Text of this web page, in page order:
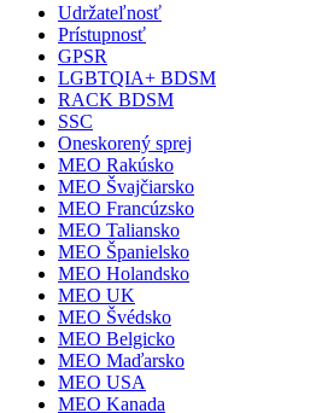
Udržateľnosť
Prístupnosť
GPSR
LGBTQIA+ BDSM
RACK BDSM
SSC
Oneskorený sprej
MEO Rakúsko
MEO Švajčiarsko
MEO Francúzsko
MEO Taliansko
MEO Španielsko
MEO Holandsko
MEO UK
MEO Švédsko
MEO Belgicko
MEO Maďarsko
MEO USA
MEO Kanada